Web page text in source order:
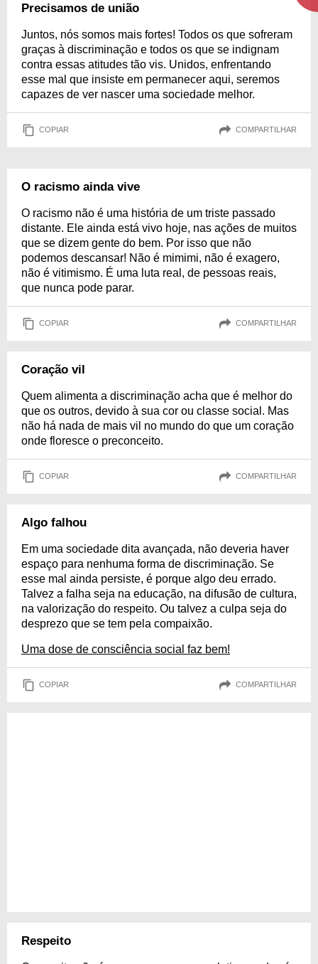
Precisamos de união
Juntos, nós somos mais fortes! Todos os que sofreram
graças à discriminação e todos os que se indignam
contra essas atitudes tão vis. Unidos, enfrentando
esse mal que insiste em permanecer aqui, seremos
capazes de ver nascer uma sociedade melhor.
COPIAR COMPARTILHAR
O racismo ainda vive
O racismo não é uma história de um triste passado
distante. Ele ainda está vivo hoje, nas ações de muitos
que se dizem gente do bem. Por isso que não
podemos descansar! Não é mimimi, não é exagero,
não é vitimismo. É uma luta real, de pessoas reais,
que nunca pode parar.
COPIAR COMPARTILHAR
Coração vil
Quem alimenta a discriminação acha que é melhor do
que os outros, devido à sua cor ou classe social. Mas
não há nada de mais vil no mundo do que um coração
onde floresce o preconceito.
COPIAR COMPARTILHAR
Algo falhou
Em uma sociedade dita avançada, não deveria haver
espaço para nenhuma forma de discriminação. Se
esse mal ainda persiste, é porque algo deu errado.
Talvez a falha seja na educação, na difusão de cultura,
na valorização do respeito. Ou talvez a culpa seja do
desprezo que se tem pela compaixão.
Uma dose de consciência social faz bem!
COPIAR COMPARTILHAR
Respeito